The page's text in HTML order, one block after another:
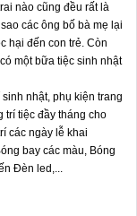
nào cũng đều rất là
các ông bố bà mẹ lại
hại đến con trẻ. Còn
một bữa tiệc sinh nhật
nhật, phụ kiện trang
trí tiệc đầy tháng cho
các ngày lễ khai
bay các màu, Bóng
Đèn led,...